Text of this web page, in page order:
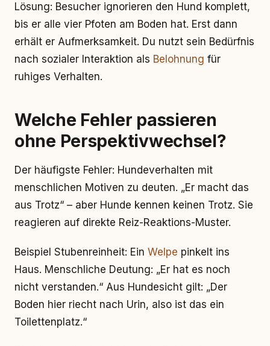
Lösung: Besucher ignorieren den Hund komplett,
bis er alle vier Pfoten am Boden hat. Erst dann
erhält er Aufmerksamkeit. Du nutzt sein Bedürfnis
nach sozialer Interaktion als Belohnung für
ruhiges Verhalten.
Welche Fehler passieren
ohne Perspektivwechsel?
Der häufigste Fehler: Hundeverhalten mit
menschlichen Motiven zu deuten. „Er macht das
aus Trotz“ – aber Hunde kennen keinen Trotz. Sie
reagieren auf direkte Reiz-Reaktions-Muster.
Beispiel Stubenreinheit: Ein Welpe pinkelt ins
Haus. Menschliche Deutung: „Er hat es noch
nicht verstanden.“ Aus Hundesicht gilt: „Der
Boden hier riecht nach Urin, also ist das ein
Toilettenplatz.“